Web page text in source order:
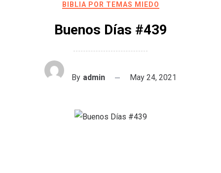
BIBLIA POR TEMAS MIEDO
Buenos Días #439
By admin May 24, 2021